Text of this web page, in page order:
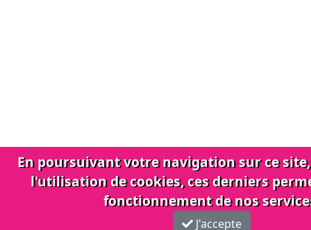
En poursuivant votre navigation sur ce
l'utilisation de cookies, ces derniers
fonctionnement de nos
J'accepte